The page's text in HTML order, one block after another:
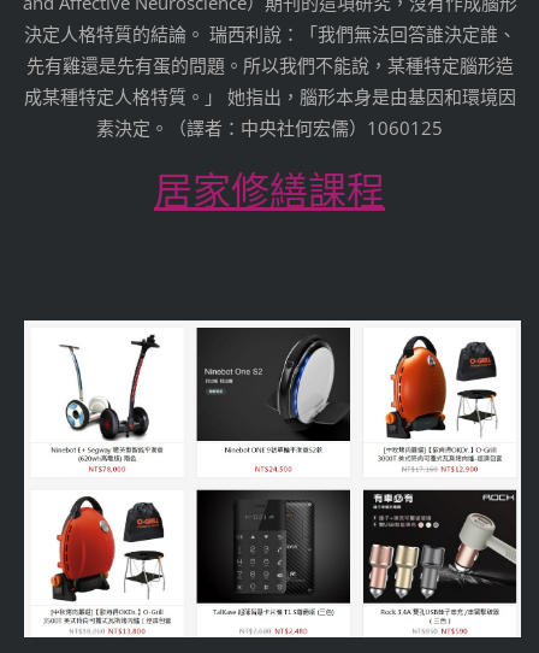
決定人格特質的結論。 瑞西利說：「我們無法回答誰決定誰、
先有雞還是先有蛋的問題。所以我們不能說，某種特定腦形造
成某種特定人格特質。」 她指出，腦形本身是由基因和環境因
素決定。（譯者：中央社何宏儒）1060125
居家修繕課程